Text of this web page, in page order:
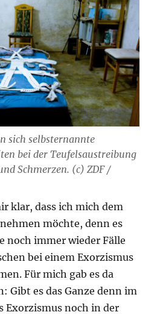
sich selbsternannte
bei der Teufelsaustreibung
Schmerzen. (c) ZDF /
klar, dass ich mich dem
möchte, denn es
noch immer wieder Fälle
bei einem Exorzismus
Für mich gab es da
Gibt es das Ganze denn im
Exorzismus noch in der